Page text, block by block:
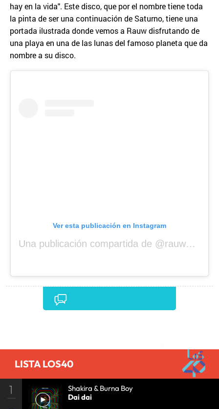
hay en la vida". Este disco, que por el nombre tiene toda
la pinta de ser una continuación de Saturno, tiene una
portada ilustrada donde vemos a Rauw disfrutando de
una playa en una de las lunas del famoso planeta que da
nombre a su disco.
Ver esta publicación en Instagram
Una publicación compartida de @rauwalejandro
LISTA LOS40
1
Shakira & Burna Boy
Dai dai